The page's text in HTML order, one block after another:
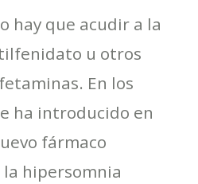
hay que acudir a la
u otros
En los
ha introducido en
fármaco
hipersomnia